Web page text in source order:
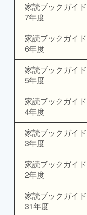
家読ブックガイ
7年度
家読ブックガイ
6年度
家読ブックガイ
5年度
家読ブックガイ
4年度
家読ブックガイ
3年度
家読ブックガイ
2年度
家読ブックガイ
31年度